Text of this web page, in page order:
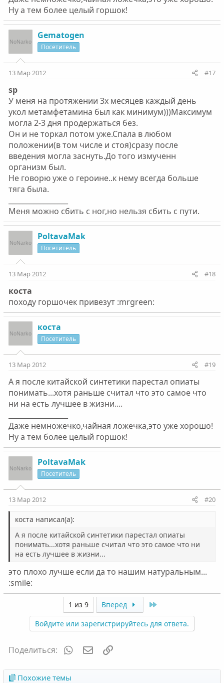
Ну а тем более целый горшок!
Gematogen
Посетитель
13 Мар 2012 #17
sp
У меня на протяжении 3х месяцев каждый день
укол метамфетамина был как минимум)))Максимум
могла 2-3 дня продержаться без.
Он и не торкал потом уже.Спала в любом
положении(в том числе и стоя)сразу после
введения могла заснуть.До того измученн
организм был.
Не говорю уже о героине..к нему всегда больше
тяга была.
Меня можно сбить с ног,но нельзя сбить с пути.
PoltavaMak
Посетитель
13 Мар 2012 #18
коста
походу горшочек привезут :mrgreen:
коста
Посетитель
13 Мар 2012 #19
А я после китайской синтетики парестал опиаты
понимать...хотя раньше считал что это самое что
ни на есть лучшее в жизни....
Даже немножечко,чайная ложечка,это уже хорошо!
Ну а тем более целый горшок!
PoltavaMak
Посетитель
13 Мар 2012 #20
коста написал(а):
А я после китайской синтетики парестал опиаты
понимать...хотя раньше считал что это самое что ни
на есть лучшее в жизни...
это плохо лучше если да то нашим натуральным...
:smile:
1 из 9 Вперёд
Войдите или зарегистрируйтесь для ответа.
Поделиться: WhatsAppЭлектронная почта
Похожие темы